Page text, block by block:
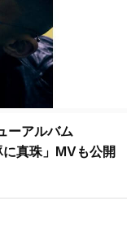
ーアルバム
真珠」MVも公開